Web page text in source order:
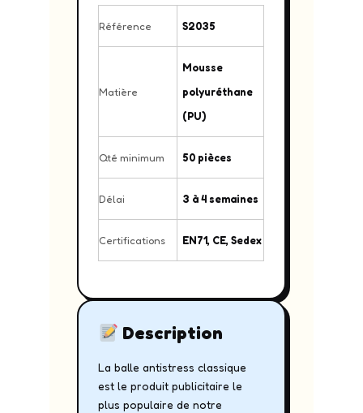
Référence S2035
Matière
Mousse
polyuréthane
(PU)
Qté minimum 50 pièces
Délai 3 à 4 semaines
Certifications EN71, CE, Sedex
Description
La balle antistress classique
est le produit publicitaire le
plus populaire de notre